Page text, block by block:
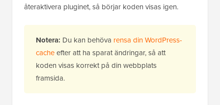
återaktivera pluginet, så börjar koden visas igen.
Notera: Du kan behöva rensa din WordPress-
cacheefter att ha sparat ändringar, så att
koden visas korrekt på din webbplats
framsida.